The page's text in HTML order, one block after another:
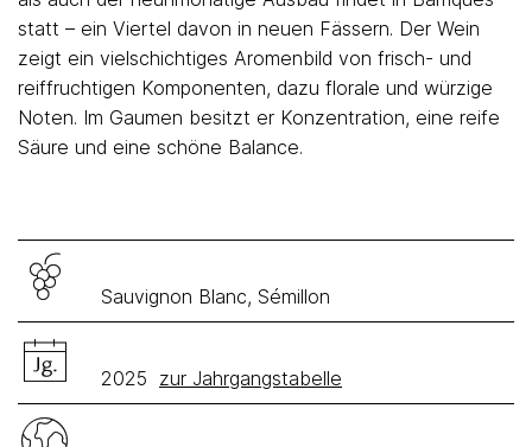
statt – ein Viertel davon in neuen Fässern. Der Wein
zeigt ein vielschichtiges Aromenbild von frisch- und
reiffruchtigen Komponenten, dazu florale und würzige
Noten. Im Gaumen besitzt er Konzentration, eine reife
Säure und eine schöne Balance.
Sauvignon Blanc, Sémillon
2025 zur Jahrgangstabelle